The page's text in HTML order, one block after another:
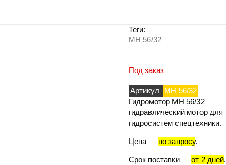
Теги:
МН 56/32
Под заказ
Артикул
МН 56/32
Гидромотор МН 56/32 —
гидравлический мотор для
гидросистем спецтехники.
Цена — по запросу.
Срок поставки — от 2 дней.